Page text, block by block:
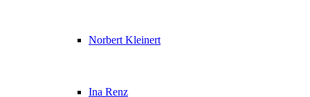
Norbert Kleinert
Ina Renz